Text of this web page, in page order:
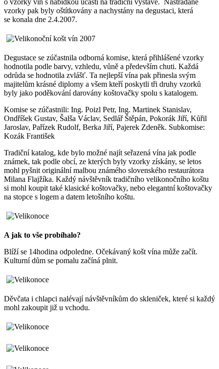
vzorky pak byly oštítkovány a nachystány na degustaci, která
se konala dne 2.4.2007.
Degustace se zúčastnila odborná komise, která přihlášené vzorky
hodnotila podle barvy, vzhledu, vůně a především chuti. Každá
odrůda se hodnotila zvlášť. Ta nejlepší vína pak přinesla svým
majitelům krásné diplomy a všem kteří poskytli tři druhy vzorků
byly jako poděkování darovány koštovačky spolu s katalogem.
Komise se zúčastnili: Ing. Poizl Petr, Ing. Martinek Stanislav,
Ondříšek Gustav, Šalša Václav, Sedlář Štěpán, Pokorák Jiří, Kůřil
Jaroslav, Pařízek Rudolf, Berka Jiří, Pajerek Zdeněk. Subkomise:
Kozák František
Tradiční katalog, kde bylo možné najít seřazená vína jak podle
známek, tak podle obcí, ze kterých byly vzorky získány, se letos
mohl pyšnit originální malbou známého slovenského restaurátora
Milana Flajžíka. Každý návštěvník tradičního velikonočního koštu
si mohl koupit také klasické koštovačky, nebo elegantní koštovačky
na stopce s logem a datem letošního koštu.
A jak to vše probíhalo?
Blíží se 14hodina odpoledne. Očekávaný košt vína může začít.
Kulturní dům se pomalu začíná plnit.
Děvčata i chlapci nalévají návštěvníkům do skleniček, které si každý
mohl zakoupit již u vchodu.